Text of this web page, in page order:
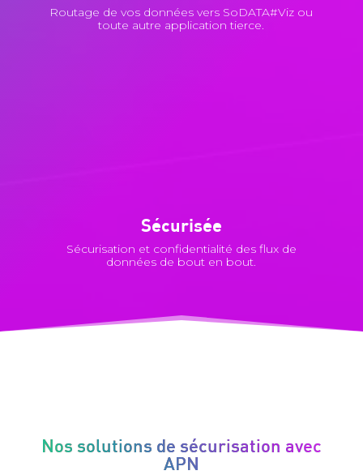
Routage de vos données vers SoDATA#Viz ou
toute autre application tierce.
Sécurisée
Sécurisation et confidentialité des flux de
données de bout en bout.
Nos solutions de sécurisation avec
APN